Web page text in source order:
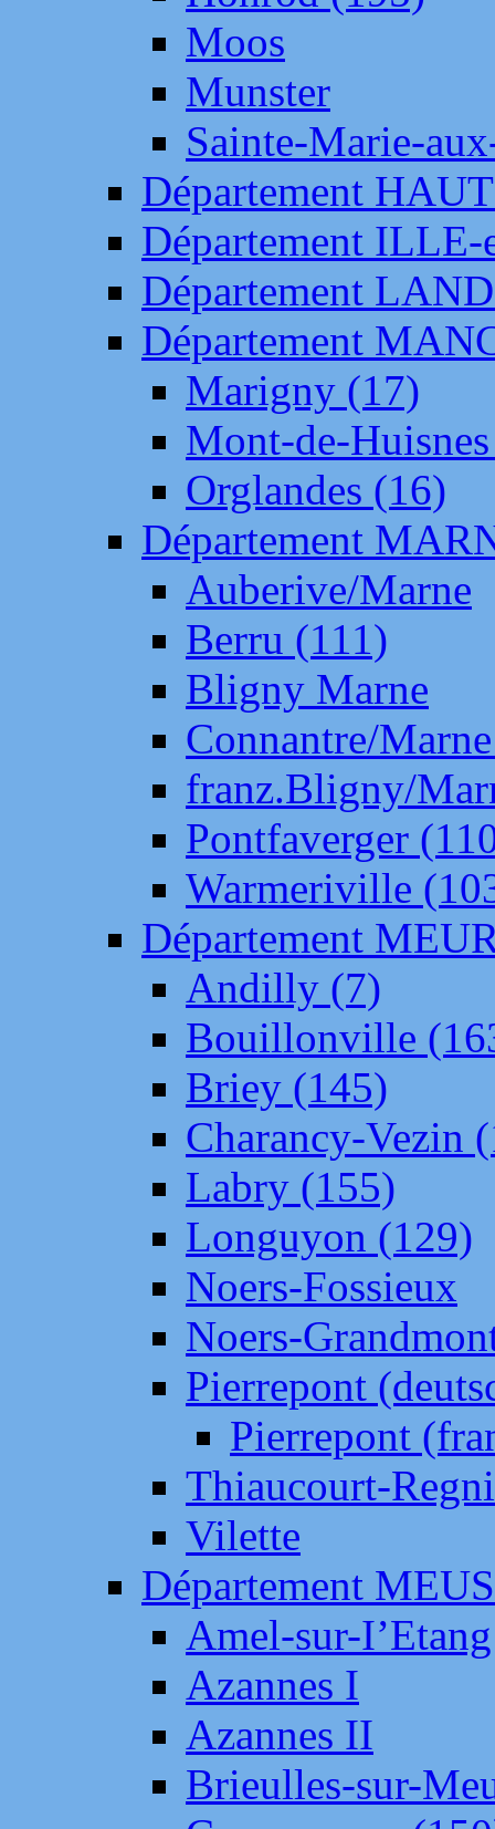
Moos
Munster
Sainte-Marie-
Département
Département
Département
Département
Marigny (17)
Mont-de-
Orglandes (16)
Département
Auberive/Marne
Berru (111)
Bligny Marne
Connantre/
franz.Bligny/
Pontfaverger
Warmeriville
Département
Andilly (7)
Bouillonville
Briey (145)
Charancy-Vezin
Labry (155)
Longuyon (129)
Noers-Fossieux
Noers-
Pierrepont
Pierrepont
Thiaucourt-
Vilette
Département
Amel-sur-
Azannes I
Azannes II
Brieulles-sur-